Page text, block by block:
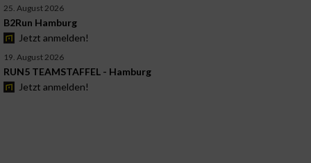
25. August 2026
B2Run Hamburg
Jetzt anmelden!
19. August 2026
RUN5 TEAMSTAFFEL - Hamburg
Jetzt anmelden!